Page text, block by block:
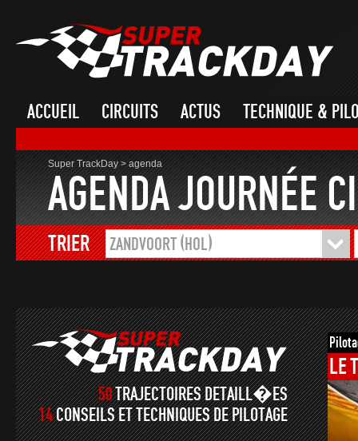
ACCUEIL CIRCUITS ACTUS TECHNIQUE &
Super TrackDay>agenda
AGENDA JOURNÉE
TRIER ZANDVOORT (HOL)
50TRAJECTOIRES DETAILL�ES
14CONSEILS ET TECHNIQUES DE PILOTAGE
LE